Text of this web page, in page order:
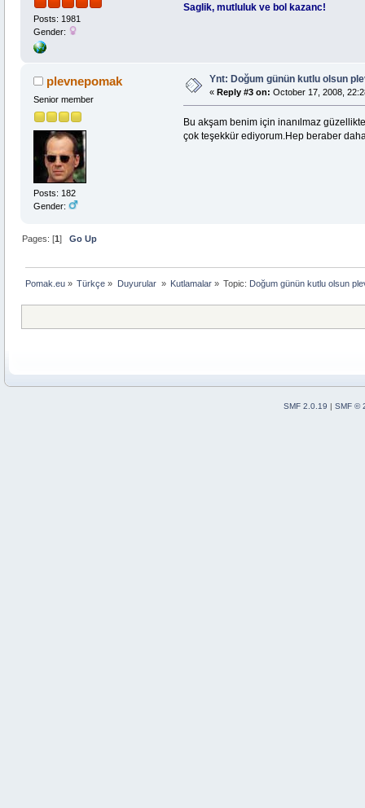
Posts: 1981
Gender:
Saglik, mutluluk ve bol kazanc!
plevnepomak
Senior member
Posts: 182
Gender:
Ynt: Doğum günün kutlu olsun
« Reply #3 on: October 17, 2008,
Bu akşam benim için inanılmaz
çok teşekkür ediyorum.Hep beraber
Pages: [1]Go Up
Pomak.eu » Türkçe » Duyurular » Kutlamalar » Topic: Doğum günün kutlu olsun
SMF 2.0.19 | SMF ©